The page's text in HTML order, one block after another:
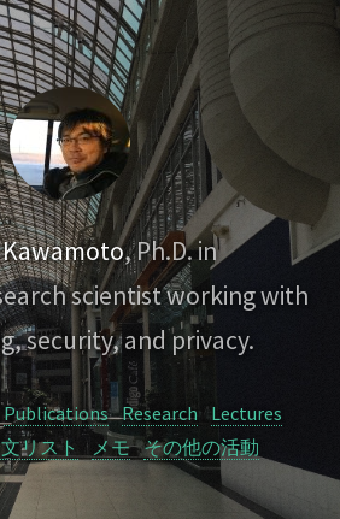
, Ph.D. in
scientist working with
security, and privacy.
Publications Research
Lectures
リスト メモ その他の活動